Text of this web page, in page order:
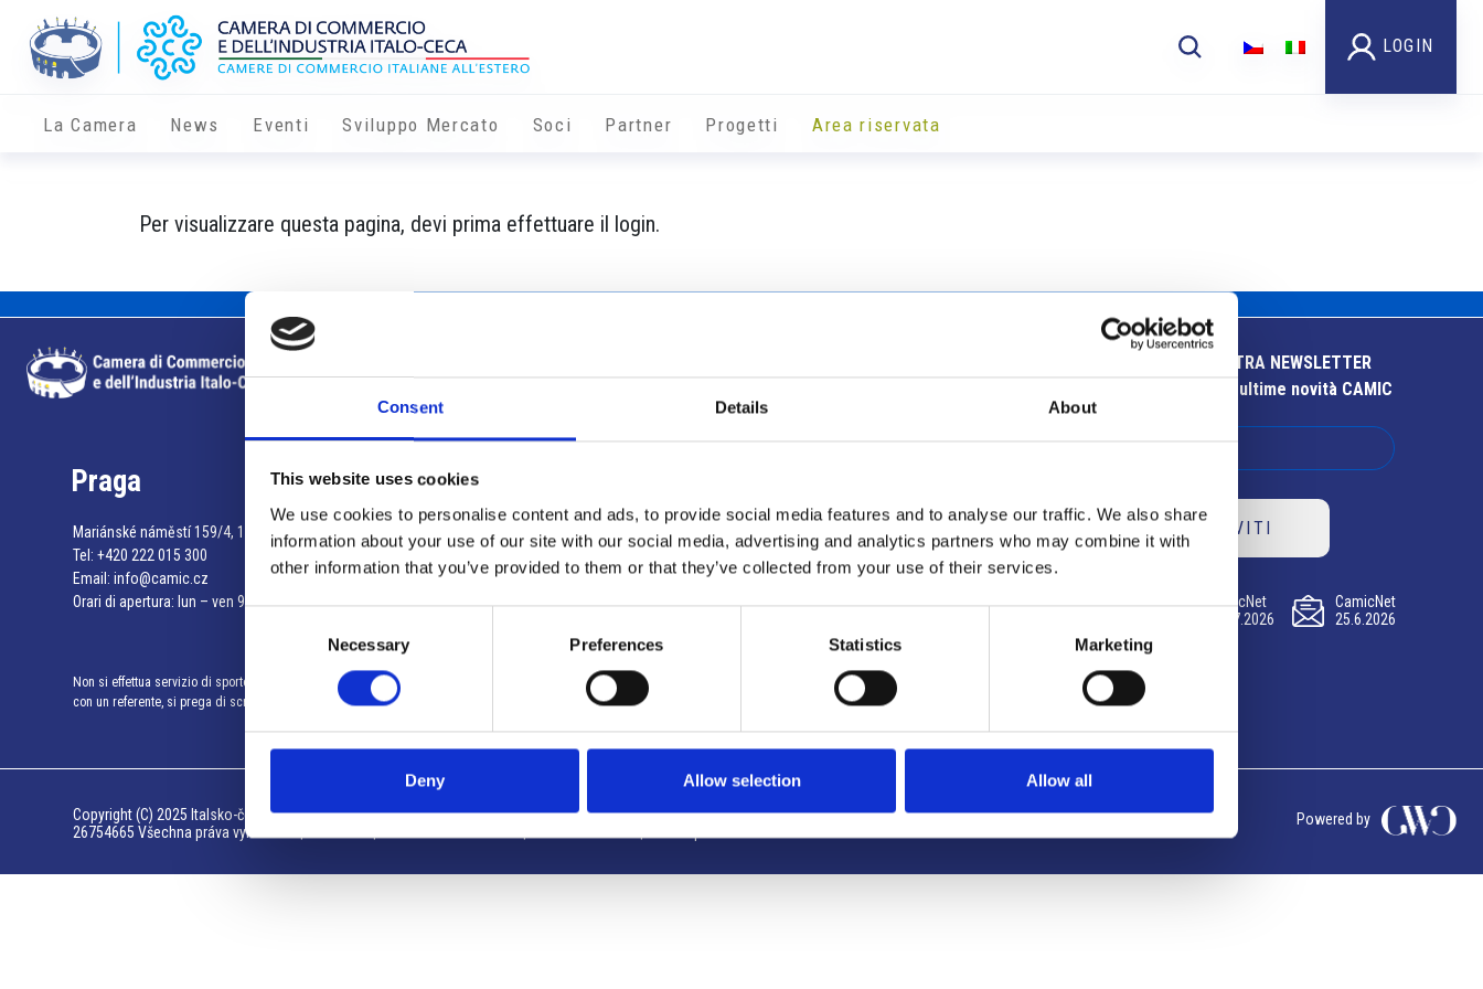
Consent Details About
This website uses cookies
We use cookies to personalise content and ads, to provide social media features and to analyse our traffic. We also share
information about your use of our site with our social media, advertising and analytics partners who may combine it with
other information that you’ve provided to them or that they’ve collected from your use of their services.
Necessary Preferences Statistics Marketing
Deny Allow selection Allow all
LOGIN
La Camera News Eventi Sviluppo Mercato Soci Partner Progetti Area riservata
Per visualizzare questa pagina, devi prima effettuare il login.
Praga
Mariánské náměstí 159/4, 110 00 Praga 1 – Repubblica Ceca
Tel: +420 222 015 300
Email: info@camic.cz
Orari di apertura: lun – ven 9:00 – 17:00
Non si effettua servizio di sportello al pubblico. Per fissare un incontro
con un referente, si prega di scrivere a info@camic.cz
Výstaviště 405/1, 603 00 Brno – Repubblica Ceca
Email:brno@camic.cz
ISCRIVITI ALLA NOSTRA NEWSLETTER
Resta aggiornato sulle ultime novità CAMIC
ISCRIVITI
CamicNet
CamicNet
09.07.2026
CamicNet
25.6.2026
Copyright (C) 2025 Italsko-česká smíšená obchodní a průmyslová komora, Mariánské náměstí 159/4, 110 00 Praha 1, Česká republika, IČO:
26754665 Všechna práva vyhrazena | GWC s.r.o. |Informace o soukromí|Právní informace| Covid opatření na akcích CAMIC
Powered by